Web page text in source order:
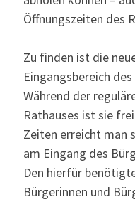
Öffnungszeiten des
Zu finden ist die
Eingangsbereich
Während der
Rathauses ist sie
Zeiten erreicht man
am Eingang des
Den hierfür
Bürgerinnen und